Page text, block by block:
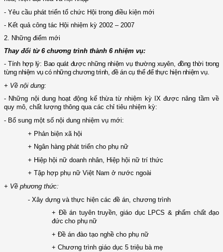
- Yêu cầu phát triển tổ chức Hội trong điều kiện mới
- Kết quả công tác Hội nhiệm kỳ 2002 – 2007
2. Những điểm mới
Thay đổi từ 6 chương trình thành 6 nhiệm vụ:
- Tính hợp lý: Bao quát được những nhiệm vụ thường xuyên, đồng thời trong
từng nhiệm vụ có những chương trình, đề án cụ thể để thực hiện nhiệm vụ.
+ Về nội dung:
- Những nội dung hoạt động kế thừa từ nhiệm kỳ IX được nâng tầm về
quy mô, chất lượng thông qua các chỉ tiêu nhiệm kỳ:
- Bổ sung một số nội dung nhiệm vụ mới:
+ Phản biện xã hội
+ Ngân hàng phát triển cho phụ nữ
+ Hiệp hội nữ doanh nhân, Hiệp hội nữ trí thức
+ Tập hợp phụ nữ Việt Nam ở nước ngoài
+ Về phương thức:
- Xây dựng và thực hiện các đề án, chương trình
+ Đề án tuyên truyền, giáo dục LPCS & phẩm chất đạo
đức cho phụ nữ
+ Đề án đào tạo nghề cho phụ nữ
+ Chương trình giáo dục 5 triệu bà mẹ